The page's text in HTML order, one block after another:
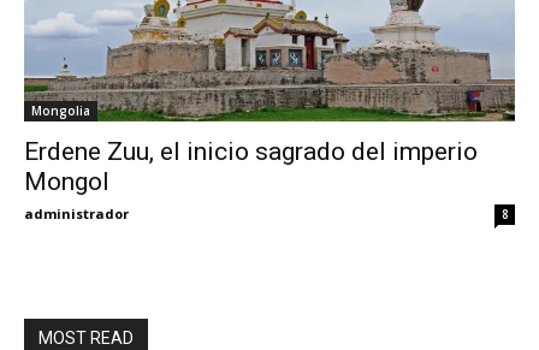
My
Mongolia
Erdene Zuu, el inicio sagrado del imperio
Mongol
administrador 8
MOST READ